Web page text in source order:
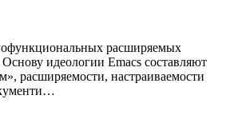
расширяемых
идеологии Emacs составляют
расширяемости, настраиваемости